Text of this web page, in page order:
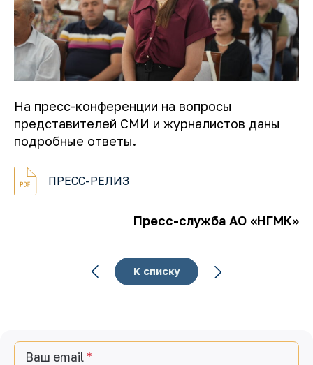
На пресс-конференции на вопросы
представителей СМИ и журналистов даны
подробные ответы.
ПРЕСС-РЕЛИЗ
Пресс-служба АО «НГМК»
К списку
Ваш email